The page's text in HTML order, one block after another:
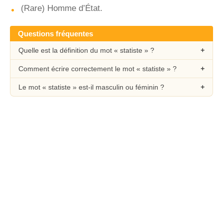
(Rare) Homme d’État.
Questions fréquentes
Quelle est la définition du mot « statiste » ?
Comment écrire correctement le mot « statiste » ?
Le mot « statiste » est-il masculin ou féminin ?